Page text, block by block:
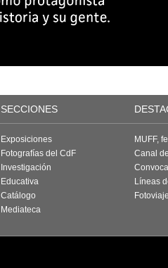
SECCIONES
Exposiciones
Fotografías del CdF
Investigación
Educativa
Catálogo
Mediateca
MUFF,
Canal
Líneas